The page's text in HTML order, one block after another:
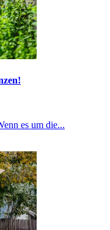
es um die...